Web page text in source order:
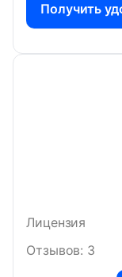
Получить
Лицензия
Отзывов: 3